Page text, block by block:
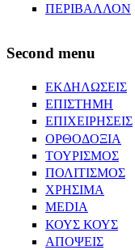
ΠΕΡΙΒΑΛΛΟΝ
Second menu
ΕΚΔΗΛΩΣΕΙΣ
ΕΠΙΣΤΗΜΗ
ΕΠΙΧΕΙΡΗΣΕΙΣ
ΟΡΘΟΔΟΞΙΑ
ΤΟΥΡΙΣΜΟΣ
ΠΟΛΙΤΙΣΜΟΣ
ΧΡΗΣΙΜΑ
MEDIA
ΚΟΥΣ ΚΟΥΣ
ΑΠΟΨΕΙΣ